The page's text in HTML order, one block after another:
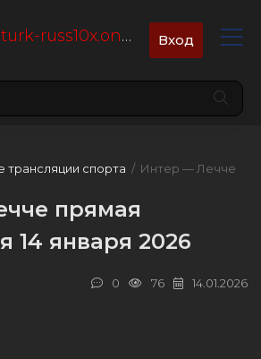
russ10x.online) Вход
трансляции спорта / Интер — Лечче
прямая
14 января 2026
14.01.2026
76
0